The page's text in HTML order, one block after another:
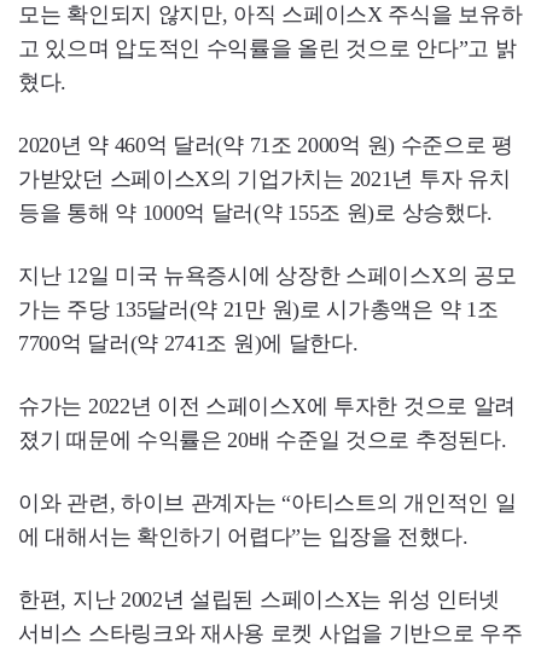
모는 확인되지 않지만, 아직 스페이스X 주식을 보유하
고 있으며 압도적인 수익률을 올린 것으로 안다”고 밝
혔다.
2020년 약 460억 달러(약 71조 2000억 원) 수준으로 평
가받았던 스페이스X의 기업가치는 2021년 투자 유치
등을 통해 약 1000억 달러(약 155조 원)로 상승했다.
지난 12일 미국 뉴욕증시에 상장한 스페이스X의 공모
가는 주당 135달러(약 21만 원)로 시가총액은 약 1조
7700억 달러(약 2741조 원)에 달한다.
슈가는 2022년 이전 스페이스X에 투자한 것으로 알려
졌기 때문에 수익률은 20배 수준일 것으로 추정된다.
이와 관련, 하이브 관계자는 “아티스트의 개인적인 일
에 대해서는 확인하기 어렵다”는 입장을 전했다.
한편, 지난 2002년 설립된 스페이스X는 위성 인터넷
서비스 스타링크와 재사용 로켓 사업을 기반으로 우주